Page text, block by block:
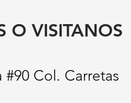
O VISITANOS
Col. Carretas